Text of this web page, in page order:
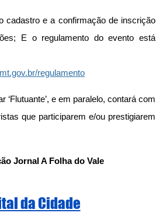
cadastro e a confirmação de inscrição
E o regulamento do evento está
regulamento
‘Flutuante’, e em paralelo, contará com
que participarem e/ou prestigiarem
Jornal A Folha do Vale
da Cidade